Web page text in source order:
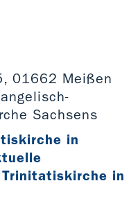
01662 Meißen
Sachsens
in
in